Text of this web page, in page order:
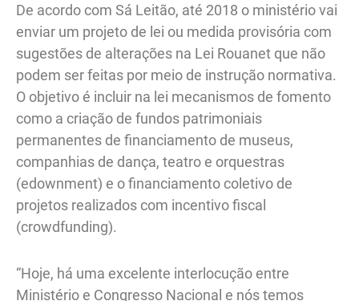
De acordo com Sá Leitão, até 2018 o ministério vai
enviar um projeto de lei ou medida provisória com
sugestões de alterações na Lei Rouanet que não
podem ser feitas por meio de instrução normativa.
O objetivo é incluir na lei mecanismos de fomento
como a criação de fundos patrimoniais
permanentes de financiamento de museus,
companhias de dança, teatro e orquestras
(edownment) e o financiamento coletivo de
projetos realizados com incentivo fiscal
(crowdfunding).
“Hoje, há uma excelente interlocução entre
Ministério e Congresso Nacional e nós temos